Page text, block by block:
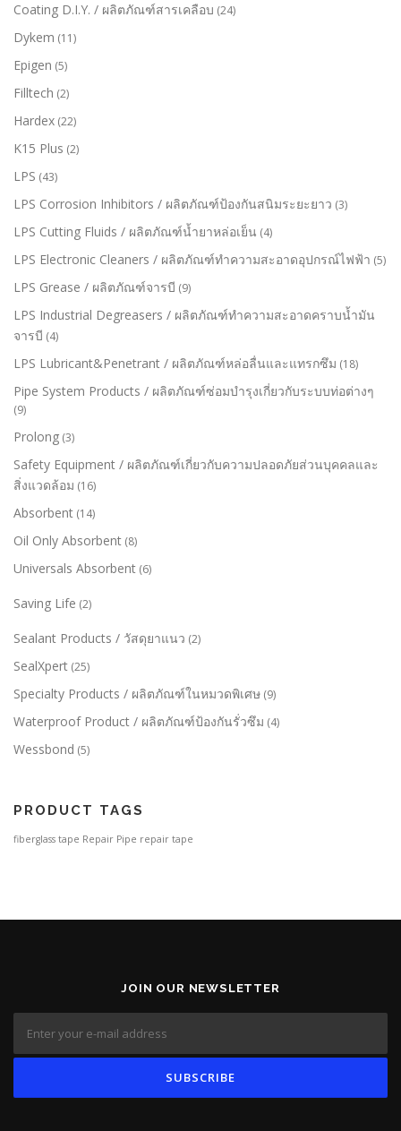
Coating D.I.Y. / ผลิตภัณฑ์สารเคลือบ (24)
Dykem (11)
Epigen (5)
Filltech (2)
Hardex (22)
K15 Plus (2)
LPS (43)
LPS Corrosion Inhibitors / ผลิตภัณฑ์ป้องกันสนิมระยะยาว (3)
LPS Cutting Fluids / ผลิตภัณฑ์น้ำยาหล่อเย็น (4)
LPS Electronic Cleaners / ผลิตภัณฑ์ทำความสะอาดอุปกรณ์ไฟฟ้า (5)
LPS Grease / ผลิตภัณฑ์จารบี (9)
LPS Industrial Degreasers / ผลิตภัณฑ์ทำความสะอาดคราบน้ำมัน
จารบี (4)
LPS Lubricant&Penetrant / ผลิตภัณฑ์หล่อลื่นและแทรกซึม (18)
Pipe System Products / ผลิตภัณฑ์ซ่อมบำรุงเกี่ยวกับระบบท่อต่างๆ
(9)
Prolong (3)
Safety Equipment / ผลิตภัณฑ์เกี่ยวกับความปลอดภัยส่วนบุคคลและ
สิ่งแวดล้อม (16)
Absorbent (14)
Oil Only Absorbent (8)
Universals Absorbent (6)
Saving Life (2)
Sealant Products / วัสดุยาแนว (2)
SealXpert (25)
Specialty Products / ผลิตภัณฑ์ในหมวดพิเศษ (9)
Waterproof Product / ผลิตภัณฑ์ป้องกันรั่วซึม (4)
Wessbond (5)
PRODUCT TAGS
fiberglass tape Repair Pipe repair tape
JOIN OUR NEWSLETTER